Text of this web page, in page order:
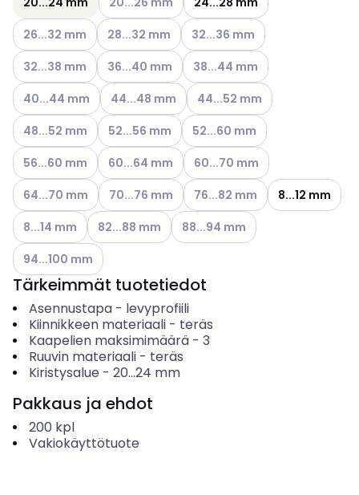
Katso käytettävissä olevat vaihtoehdot
26...32 mm Katso käytettävissä olevat vaihtoehdot
28...32 mm Katso käytettävissä olevat
32...36 mm
Katso käytettävissä olevat vaihtoehdot
32...38 mm Katso käytettävissä olevat vaihtoehdot
36...40 mm Katso käytettävissä olevat
38...44 mm
Katso käytettävissä olevat vaihtoehdot
40...44 mm Katso käytettävissä olevat vaihtoehdot
44...48 mm Katso käytettävissä olevat
44...52 mm
Katso käytettävissä olevat vaihtoehdot
48...52 mm Katso käytettävissä olevat vaihtoehdot
52...56 mm Katso käytettävissä olevat
52...60 mm
Katso käytettävissä olevat vaihtoehdot
56...60 mm Katso käytettävissä olevat vaihtoehdot
60...64 mm Katso käytettävissä olevat
60...70 mm
Katso käytettävissä olevat vaihtoehdot
64...70 mm Katso käytettävissä olevat vaihtoehdot
70...76 mm Katso käytettävissä olevat
76...82 mm
8...12 mm
Katso käytettävissä olevat vaihtoehdot
8...14 mm Katso käytettävissä olevat vaihtoehdot
82...88 mm Katso käytettävissä olevat
88...94 mm
Katso käytettävissä olevat vaihtoehdot
94...100 mm
Tärkeimmät tuotetiedot
Asennustapa- levyprofiili
Kiinnikkeen materiaali- teräs
Kaapelien maksimimäärä- 3
Ruuvin materiaali- teräs
Kiristysalue - 20...24 mm
Pakkaus ja ehdot
200 kpl
Vakiokäyttötuote